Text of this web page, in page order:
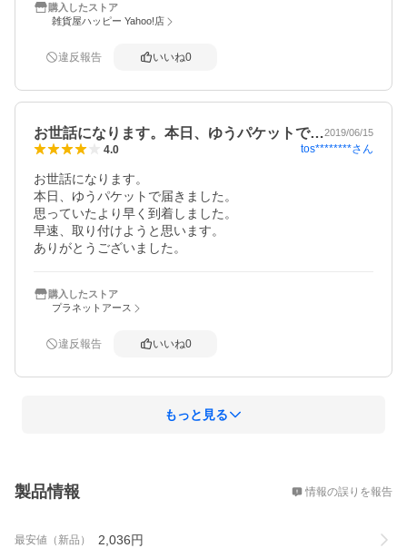
購入したストア
雑貨屋ハッピー Yahoo!店
違反報告 いいね0
お世話になります。本日、ゆうパケットで…2019/06/15
4.0 tos********さん
お世話になります。
本日、ゆうパケットで届きました。
思っていたより早く到着しました。
早速、取り付けようと思います。
ありがとうございました。
購入したストア
プラネットアース
違反報告 いいね0
もっと見る
製品情報 情報の誤りを報告
最安値（新品） 2,036円